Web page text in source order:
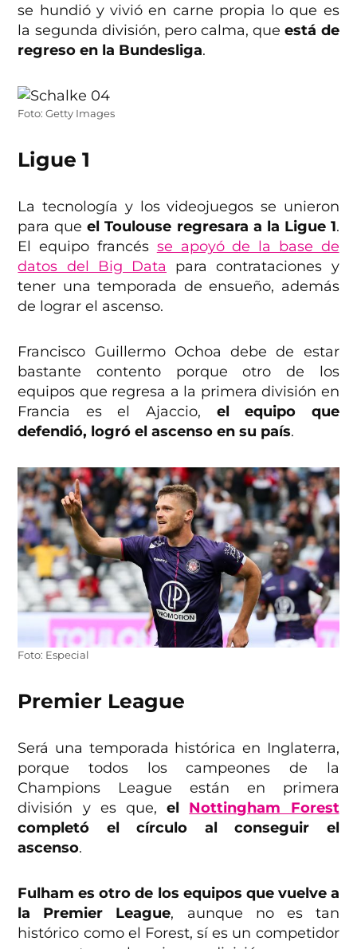
se hundió y vivió en carne propia lo que es
la segunda división, pero calma, queestá de
regreso en la Bundesliga.
Foto: Getty Images
Ligue 1
La tecnología y los videojuegos se unieron
para queel Toulouse regresara a la Ligue 1.
El equipo francés se apoyó de la base de
datos del Big Data para contrataciones y
tener una temporada de ensueño, además
de lograr el ascenso.
Francisco Guillermo Ochoa debe de estar
bastante contento porque otro de los
equipos que regresa a la primera división en
Francia es el Ajaccio, el equipo que
defendió, logró el ascenso en su país.
Foto: Especial
Premier League
Será una temporada histórica en Inglaterra,
porque todos los campeones de la
Champions League están en primera
división y es que,el Nottingham Forest
completó el círculo al conseguir el
ascenso.
Fulham es otro de los equipos que vuelve a
la Premier League, aunque no es tan
histórico como el Forest, sí es un competidor